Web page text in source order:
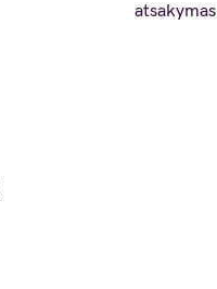
atsakymas